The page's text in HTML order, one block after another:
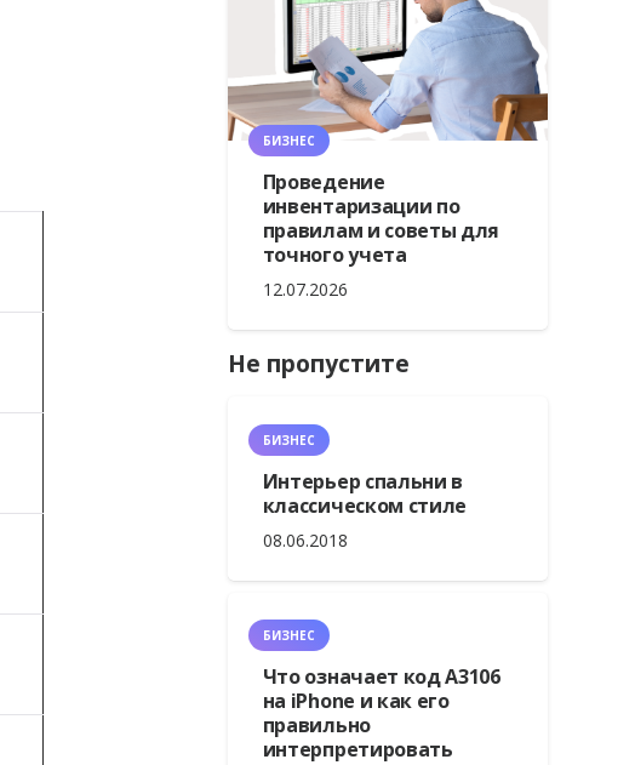
БИЗНЕС
Проведение
инвентаризации по
правилам и советы для
точного учета
12.07.2026
Не пропустите
БИЗНЕС
Интерьер спальни в
классическом стиле
08.06.2018
БИЗНЕС
Что означает код A3106
на iPhone и как его
правильно
интерпретировать